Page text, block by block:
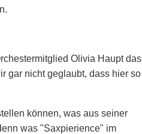
Olivia Haupt das
gar nicht geglaubt, dass hier so
können, was aus seiner
was "Saxpierience" im